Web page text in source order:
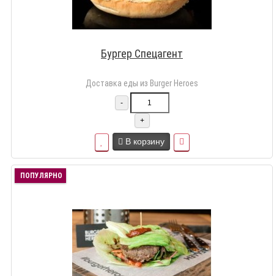
Бургер Спецагент
Доставка еды из Burger Heroes
-
+
В корзину
ПОПУЛЯРНО